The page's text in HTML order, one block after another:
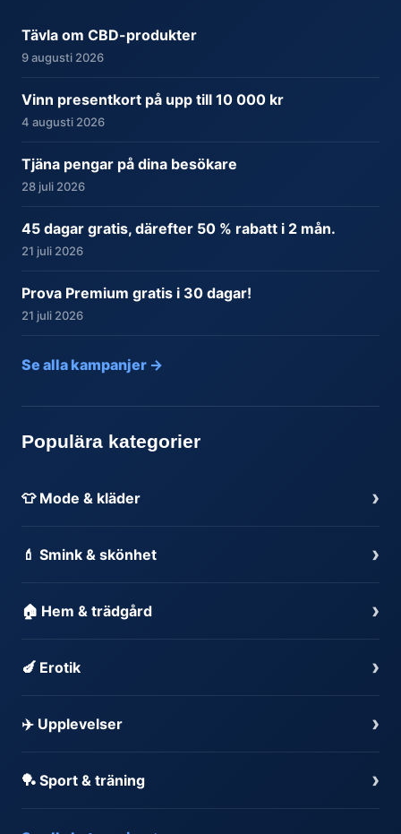
Tävla om CBD-produkter
9 augusti 2026
Vinn presentkort på upp till 10 000 kr
4 augusti 2026
Tjäna pengar på dina besökare
28 juli 2026
45 dagar gratis, därefter 50 % rabatt i 2 mån.
21 juli 2026
Prova Premium gratis i 30 dagar!
21 juli 2026
Se alla kampanjer →
Populära kategorier
👕 Mode & kläder ›
💄 Smink & skönhet ›
🏠 Hem & trädgård ›
🍆 Erotik ›
✈️ Upplevelser ›
🏓 Sport & träning ›